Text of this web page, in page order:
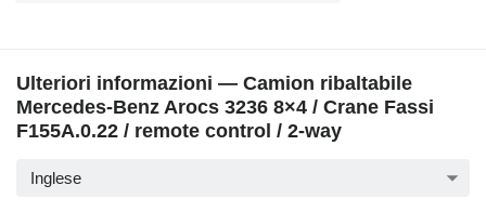
Ulteriori informazioni — Camion ribaltabile
Mercedes-Benz Arocs 3236 8×4 / Crane Fassi
F155A.0.22 / remote control / 2-way
Inglese